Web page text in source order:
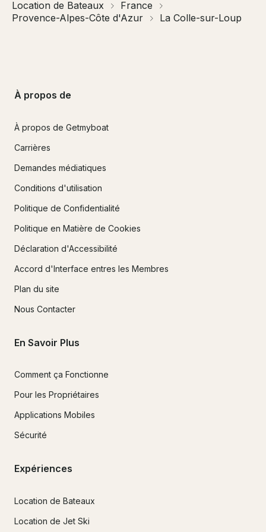
Location de Bateaux
France
Provence-Alpes-Côte d'Azur
La Colle-sur-Loup
À propos de
À propos de Getmyboat
Carrières
Demandes médiatiques
Conditions d'utilisation
Politique de Confidentialité
Politique en Matière de Cookies
Déclaration d'Accessibilité
Accord d'Interface entres les Membres
Plan du site
Nous Contacter
En Savoir Plus
Comment ça Fonctionne
Pour les Propriétaires
Applications Mobiles
Sécurité
Expériences
Location de Bateaux
Location de Jet Ski